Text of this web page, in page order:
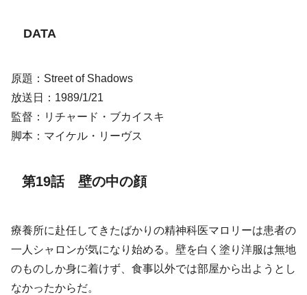
DATA
原題：Street of Shadows
放送日：1989/1/21
監督：リチャード・ブカイスキ
脚本：マイケル・リーヴス
第19話 壁の中の顔
療養所に赴任してきたばかりの精神科医マロリーは患者の
一人シャロンが気になり始める。壁を白く塗り洋服は無地
のものしか身に着けず、食事以外では部屋から出ようとし
なかったからだ。